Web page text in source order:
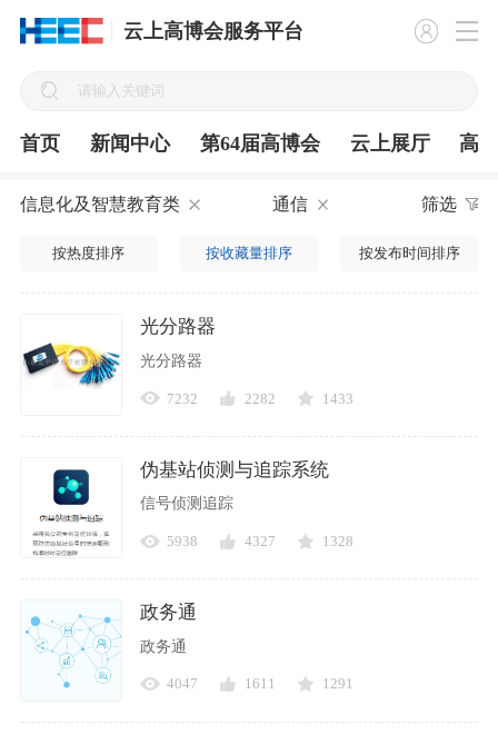
云上高博会服务平台
首页 新闻中心 第64届高博会 云上展厅 高
信息化及智慧教育类 通信 筛选
按热度排序 按收藏量排序 按发布时间排序
光分路器
光分路器
7232 2282 1433
伪基站侦测与追踪系统
信号侦测追踪
5938 4327 1328
政务通
政务通
4047 1611 1291